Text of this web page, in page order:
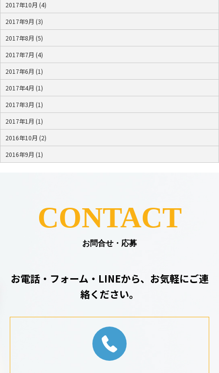
2017年10月 (4)
2017年9月 (3)
2017年8月 (5)
2017年7月 (4)
2017年6月 (1)
2017年4月 (1)
2017年3月 (1)
2017年1月 (1)
2016年10月 (2)
2016年9月 (1)
CONTACT
お問合せ・応募
お電話・フォーム・LINEから、お気軽にご連
絡ください。